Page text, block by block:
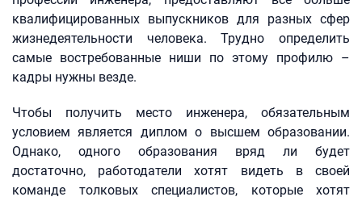
квалифицированных выпускников для разных сфер
жизнедеятельности человека. Трудно определить
самые востребованные ниши по этому профилю –
кадры нужны везде.
Чтобы получить место инженера, обязательным
условием является диплом о высшем образовании.
Однако, одного образования вряд ли будет
достаточно, работодатели хотят видеть в своей
команде толковых специалистов, которые хотят